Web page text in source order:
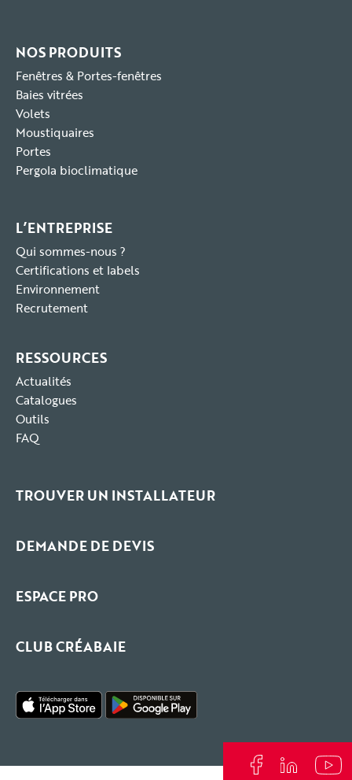
NOS PRODUITS
Fenêtres & Portes-fenêtres
Baies vitrées
Volets
Moustiquaires
Portes
Pergola bioclimatique
L’ENTREPRISE
Qui sommes-nous ?
Certifications et labels
Environnement
Recrutement
RESSOURCES
Actualités
Catalogues
Outils
FAQ
TROUVER UN INSTALLATEUR
DEMANDE DE DEVIS
ESPACE PRO
CLUB CRÉABAIE